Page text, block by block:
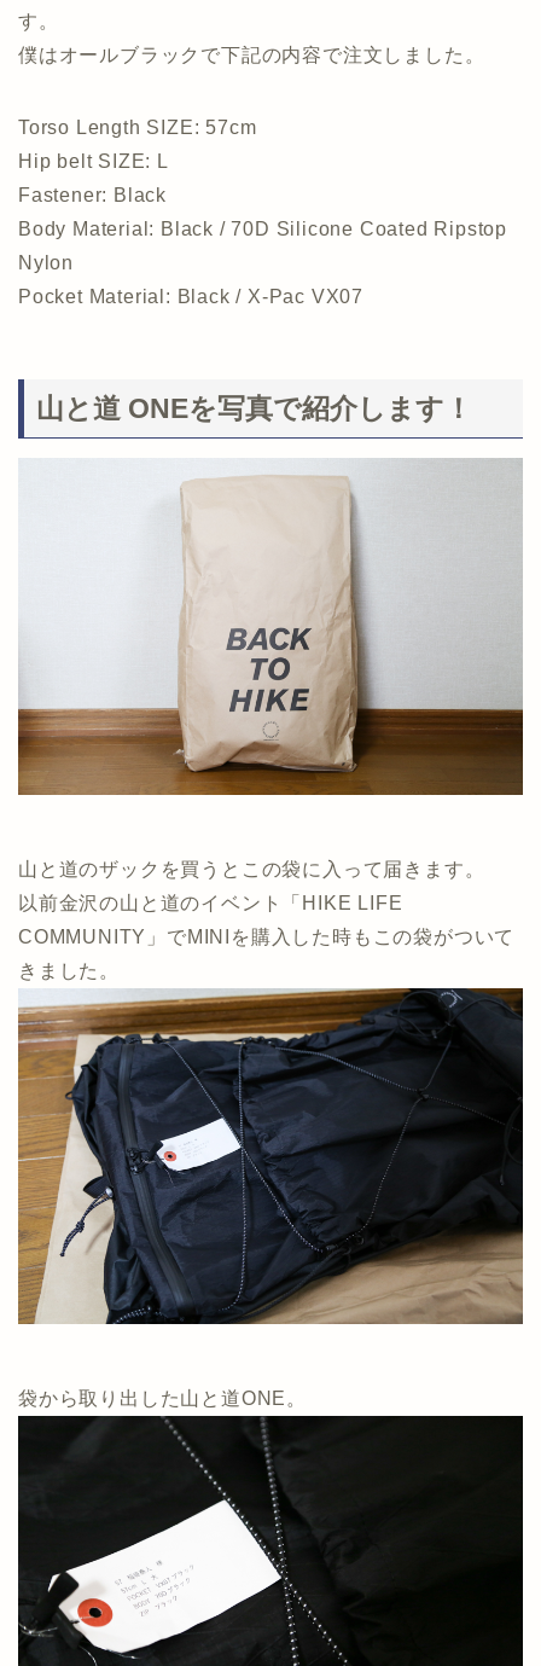
す。
僕はオールブラックで下記の内容で注文しました。
Torso Length SIZE: 57cm
Hip belt SIZE: L
Fastener: Black
Body Material: Black / 70D Silicone Coated Ripstop
Nylon
Pocket Material: Black / X-Pac VX07
山と道 ONEを写真で紹介します！
山と道のザックを買うとこの袋に入って届きます。
以前金沢の山と道のイベント「HIKE LIFE
COMMUNITY」でMINIを購入した時もこの袋がついて
きました。
袋から取り出した山と道ONE。